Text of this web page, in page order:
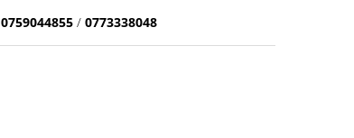
0759044855 / 0773338048